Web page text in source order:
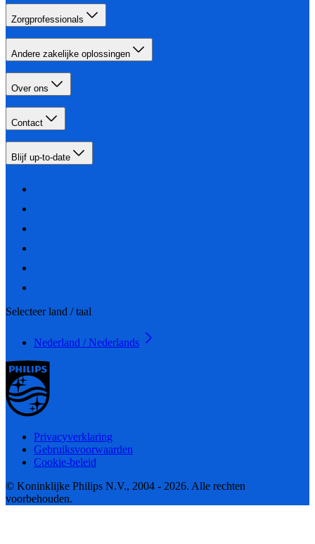
Zorgprofessionals
Andere zakelijke oplossingen
Over ons
Contact
Blijf up-to-date
Selecteer land / taal
Nederland / Nederlands
Privacyverklaring
Gebruiksvoorwaarden
Cookie-beleid
© Koninklijke Philips N.V., 2004 - 2026. Alle rechten
voorbehouden.